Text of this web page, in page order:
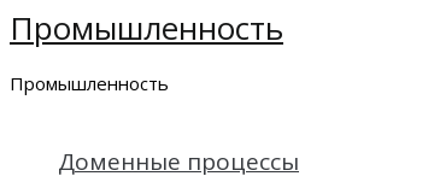
Перейти
содержимому
Промышленность
Промышленность
Доменные процессы